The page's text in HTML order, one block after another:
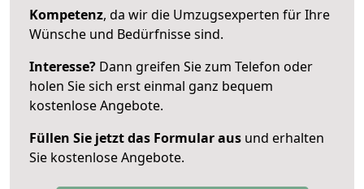
Kompetenz, da wir die Umzugsexperten für Ihre
Wünsche und Bedürfnisse sind.
Interesse? Dann greifen Sie zum Telefon oder
holen Sie sich erst einmal ganz bequem
kostenlose Angebote.
Füllen Sie jetzt das Formular aus und erhalten
Sie kostenlose Angebote.